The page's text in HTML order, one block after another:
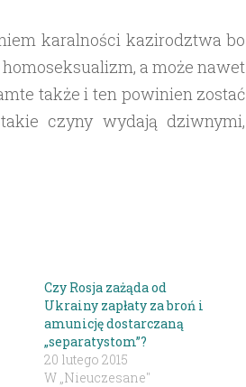
karalności kazirodztwa bo
a może nawet
także i ten powinien zostać
czyny wydają dziwnymi,
Czy Rosja zażąda od
Ukrainy zapłaty za broń i
amunicję dostarczaną
„separatystom”?
20 lutego 2015
W „Nieuczesane"